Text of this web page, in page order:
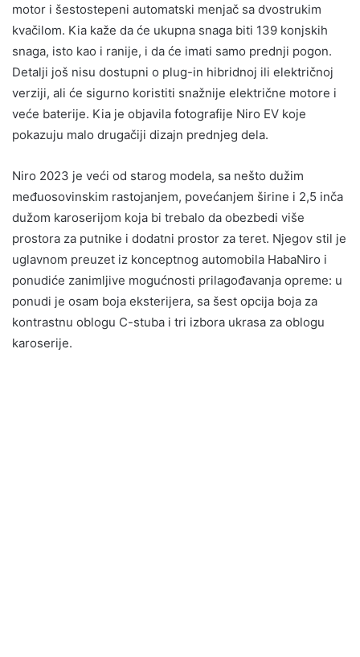
motor i šestostepeni automatski menjač sa dvostrukim
kvačilom. Kia kaže da će ukupna snaga biti 139 konjskih
snaga, isto kao i ranije, i da će imati samo prednji pogon.
Detalji još nisu dostupni o plug-in hibridnoj ili električnoj
verziji, ali će sigurno koristiti snažnije električne motore i
veće baterije. Kia je objavila fotografije Niro EV koje
pokazuju malo drugačiji dizajn prednjeg dela.
Niro 2023 je veći od starog modela, sa nešto dužim
međuosovinskim rastojanjem, povećanjem širine i 2,5 inča
dužom karoserijom koja bi trebalo da obezbedi više
prostora za putnike i dodatni prostor za teret. Njegov stil je
uglavnom preuzet iz konceptnog automobila HabaNiro i
ponudiće zanimljive mogućnosti prilagođavanja opreme: u
ponudi je osam boja eksterijera, sa šest opcija boja za
kontrastnu oblogu C-stuba i tri izbora ukrasa za oblogu
karoserije.